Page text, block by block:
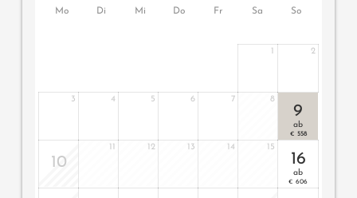
Mo Di Mi Do Fr Sa So
1 2
3 4 5 6 7 8
9
ab
€ 558
10
11 12 13 14 15
16
ab
€ 606